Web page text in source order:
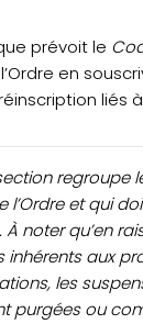
prévoit le
en
liés
regroupe
l’Ordre et qui
noter qu’en
inhérents aux
les
purgées ou